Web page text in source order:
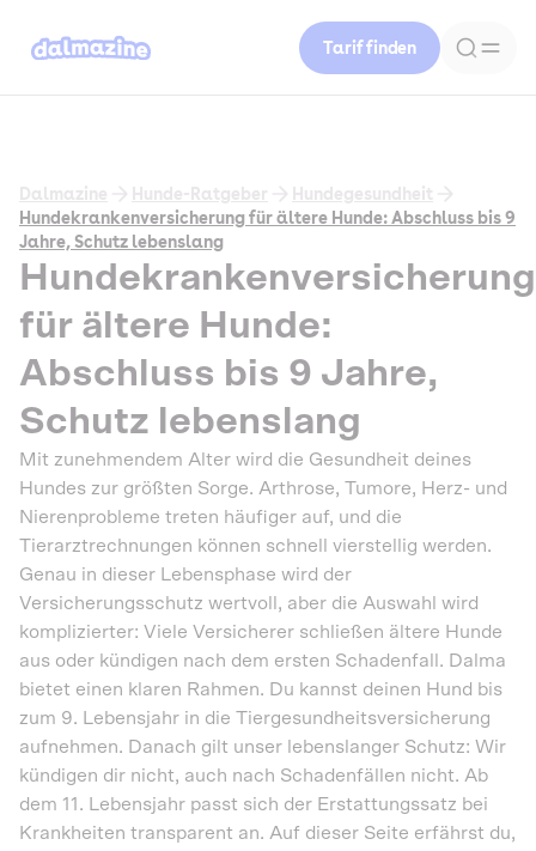
Tarif finden
Dalmazine Hunde-Ratgeber
Hundegesundheit
Hundekrankenversicherung für ältere Hunde: Abschluss bis 9
Jahre, Schutz lebenslang
Hundekrankenversicherung
für ältere Hunde:
Abschluss bis 9 Jahre,
Schutz lebenslang
Mit zunehmendem Alter wird die Gesundheit deines
Hundes zur größten Sorge. Arthrose, Tumore, Herz- und
Nierenprobleme treten häufiger auf, und die
Tierarztrechnungen können schnell vierstellig werden.
Genau in dieser Lebensphase wird der
Versicherungsschutz wertvoll, aber die Auswahl wird
komplizierter: Viele Versicherer schließen ältere Hunde
aus oder kündigen nach dem ersten Schadenfall. Dalma
bietet einen klaren Rahmen. Du kannst deinen Hund bis
zum 9. Lebensjahr in die Tiergesundheitsversicherung
aufnehmen. Danach gilt unser lebenslanger Schutz: Wir
kündigen dir nicht, auch nach Schadenfällen nicht. Ab
dem 11. Lebensjahr passt sich der Erstattungssatz bei
Krankheiten transparent an. Auf dieser Seite erfährst du,